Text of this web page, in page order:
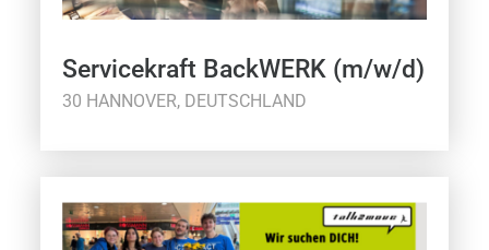
Servicekraft BackWERK (m/w/d)
30 HANNOVER, DEUTSCHLAND